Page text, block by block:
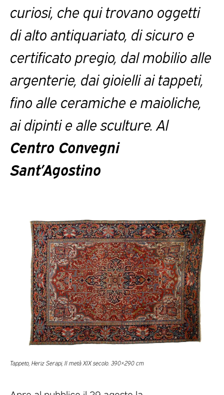
curiosi, che qui trovano oggetti
di alto antiquariato, di sicuro e
certificato pregio, dal mobilio alle
argenterie, dai gioielli ai tappeti,
fino alle ceramiche e maioliche,
ai dipinti e alle sculture. Al
Centro Convegni
Sant’Agostino
Tappeto, Heriz Serapi, II metà XIX secolo. 390×290 cm